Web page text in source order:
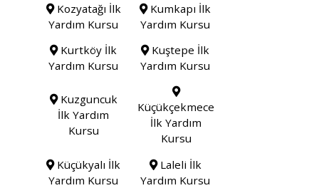
Kozyatağı İlk
Yardım Kursu
Kumkapı İlk
Yardım Kursu
Kurtköy İlk
Yardım Kursu
Kuştepe İlk
Yardım Kursu
Kuzguncuk
İlk Yardım
Kursu
Küçükçekmece
İlk Yardım
Kursu
Küçükyalı İlk
Yardım Kursu
Laleli İlk
Yardım Kursu